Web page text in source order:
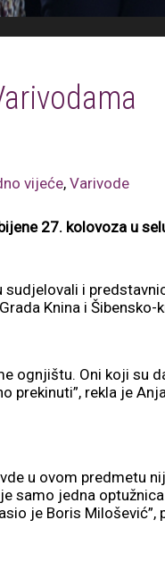
vijeće,Varivode
27. kolovoza u
i
Knina i Šibensko-
ognjištu. Oni koji su
rekla je
u ovom predmetu
samo jedna
je Boris Milošević”,